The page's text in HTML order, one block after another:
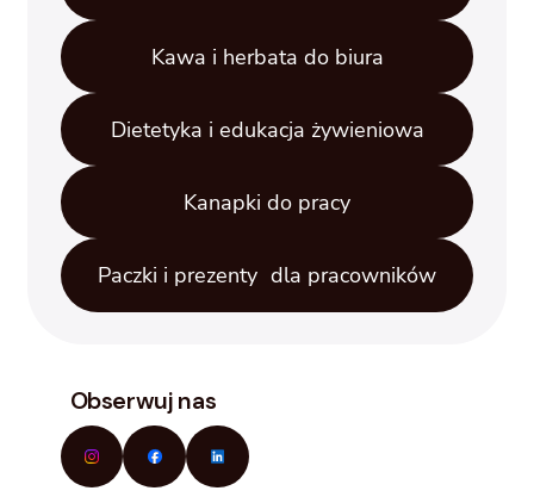
Kawa i herbata do biura
Dietetyka i edukacja żywieniowa
Kanapki do pracy
Paczki i prezenty dla pracowników
Obserwuj nas